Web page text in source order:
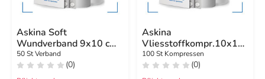
Askina Soft
Wundverband 9x10 cm
steril
50 St Verband
(0)
Askina
Vliesstoffkompr.10x10
cm unsteril 4fach
100 St Kompressen
(0)